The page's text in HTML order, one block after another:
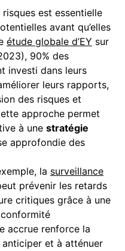
est essentielle
avant qu’elles
étude globale d’EY sur
90% des
investi dans leurs
leurs rapports,
des risques et
approche permet
à une stratégie
approfondie des
la surveillance
prévenir les retards
critiques grâce à une
accrue renforce la
et à atténuer